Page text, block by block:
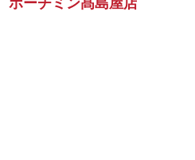
ホーチミン髙島屋店